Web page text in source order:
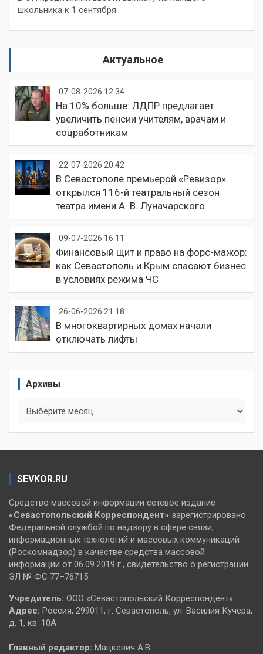
школьника к 1 сентября
Актуальное
07-08-2026 12:34
На 10% больше: ЛДПР предлагает
увеличить пенсии учителям, врачам и
соцработникам
22-07-2026 20:42
В Севастополе премьерой «Ревизор»
открылся 116-й театральный сезон
театра имени А. В. Луначарского
09-07-2026 16:11
Финансовый щит и право на форс-мажор:
как Севастополь и Крым спасают бизнес
в условиях режима ЧС
26-06-2026 21:18
В многоквартирных домах начали
отключать лифты
Архивы
SEVKOR.RU
Средство массовой информации сетевое издание
«Севастопольский Корреспондент» зарегистрировано
Федеральной службой по надзору в сфере связи,
информационных технологий и массовых коммуникаций
(Роскомнадзор) в качестве средства массовой
информации от 06.09.2019 г., свидетельство о регистрации
ЭЛ № ФС 77–76715
Учредитель: ООО «Севастопольский Корреспондент».
Адрес: Россия, 299011, г. Севастополь, ул. Василия Кучера,
д. 1, кв. 10А
Главный редактор: Мацкевич А.В.